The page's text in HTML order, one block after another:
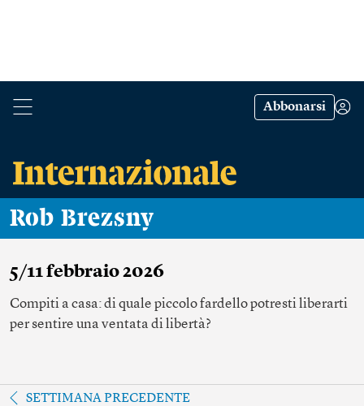
Abbonarsi
Rob Brezsny
5/11 febbraio 2026
Compiti a casa: di quale piccolo fardello potresti liberarti
per sentire una ventata di libertà?
SETTIMANA PRECEDENTE